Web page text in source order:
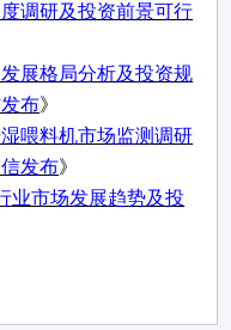
调研及投资前景可行
展格局分析及投资规
布》
喂料机市场监测调研
发布》
业市场发展趋势及投